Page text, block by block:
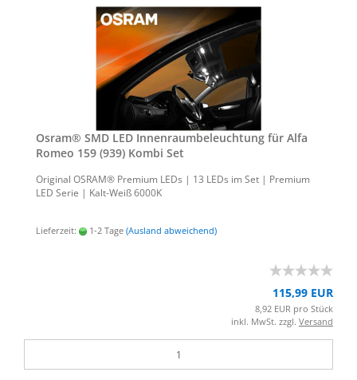
Osram® SMD LED In­nen­raum­be­leuch­tung für Alfa
Romeo 159 (939) Kombi Set
Ori­gi­nal OSRAM® Pre­mi­um LEDs | 13 LEDs im Set | Pre­mi­um
LED Serie | Kalt-​Weiß 6000K
Lieferzeit: 1-2 Tage (Ausland abweichend)
115,99 EUR
8,92 EUR pro Stück
inkl. MwSt. zzgl. Versand